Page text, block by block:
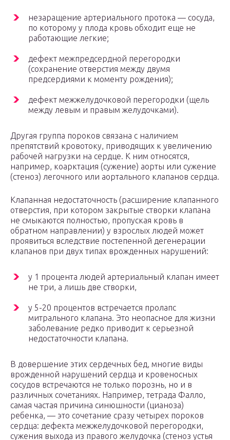
незаращение артериального протока — сосуда,
по которому у плода кровь обходит еще не
работающие легкие;
дефект межпредсердной перегородки
(сохранение отверстия между двумя
предсердиями к моменту рождения);
дефект межжелудочковой перегородки (щель
между левым и правым желудочками).
Другая группа пороков связана с наличием
препятствий кровотоку, приводящих к увеличению
рабочей нагрузки на сердце. К ним относятся,
например, коарктация (сужение) аорты или сужение
(стеноз) легочного или аортального клапанов сердца.
Клапанная недостаточность (расширение клапанного
отверстия, при котором закрытые створки клапана
не смыкаются полностью, пропуская кровь в
обратном направлении) у взрослых людей может
проявиться вследствие постепенной дегенерации
клапанов при двух типах врожденных нарушений:
у 1 процента людей артериальный клапан имеет
не три, а лишь две створки,
у 5-20 процентов встречается пролапс
митрального клапана. Это неопасное для жизни
заболевание редко приводит к серьезной
недостаточности клапана.
В довершение этих сердечных бед, многие виды
врожденной нарушений сердца и кровеносных
сосудов встречаются не только порознь, но и в
различных сочетаниях. Например, тетрада Фалло,
самая частая причина синюшности (цианоза)
ребенка, — это сочетание сразу четырех пороков
сердца: дефекта межжелудочковой перегородки,
сужения выхода из правого желудочка (стеноз устья